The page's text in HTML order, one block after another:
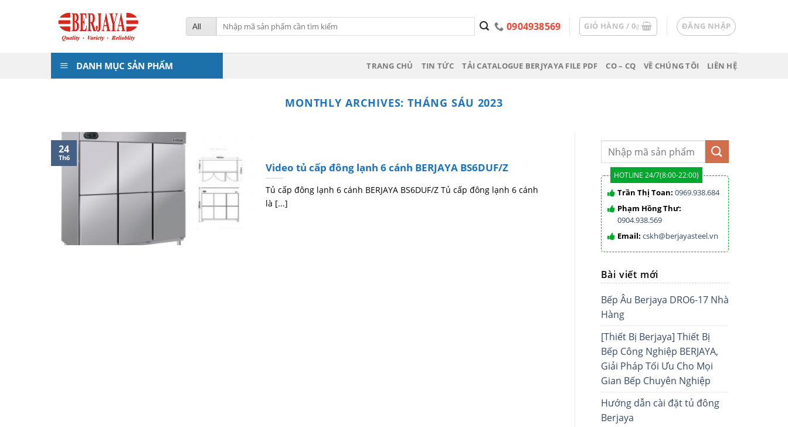
Tìm
kiếm:
0904938569 GIỎ HÀNG / 0₫ ĐĂNG NHẬP
DANH MỤC SẢN PHẨM TRANG CHỦ TIN TỨC TẢI CATALOGUE BERJYAYA FILE PDF CO – CQ VỀ CHÚNG TÔI LIÊN HỆ
MONTHLY ARCHIVES:THÁNG SÁU 2023
Video tủ cấp đông lạnh 6 cánh BERJAYA BS6DUF/Z
Tủ cấp đông lạnh 6 cánh BERJAYA BS6DUF/Z Tủ cấp đông lạnh 6 cánh
là [...]
24
Th6
HOTLINE 24/7(8:00-22:00)
Trần Thị Toan: 0969.938.684
Phạm Hồng Thư:
0904.938.569
Email: cskh@berjayasteel.vn
Bài viết mới
Bếp Âu Berjaya DRO6-17 Nhà
Hàng
[Thiết Bị Berjaya] Thiết Bị
Bếp Công Nghiệp BERJAYA,
Giải Pháp Tối Ưu Cho Mọi
Gian Bếp Chuyên Nghiệp
Hướng dẫn cài đặt tủ đông
Berjaya